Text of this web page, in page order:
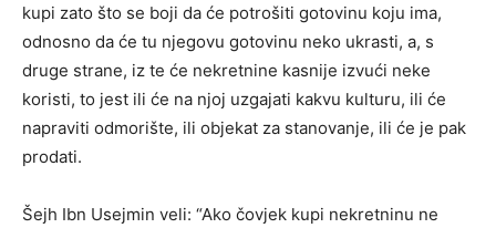
kupi zato što se boji da će potrošiti gotovinu koju ima,
odnosno da će tu njegovu gotovinu neko ukrasti, a, s
druge strane, iz te će nekretnine kasnije izvući neke
koristi, to jest ili će na njoj uzgajati kakvu kulturu, ili će
napraviti odmorište, ili objekat za stanovanje, ili će je pak
prodati.
Šejh Ibn Usejmin veli: “Ako čovjek kupi nekretninu ne